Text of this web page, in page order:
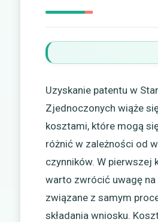
Uzyskanie patentu w
Zjednoczonych wiąże
kosztami, które mogą
różnić w zależności od
czynników. W pierwszej
warto zwrócić uwagę na
związane z samym
składania wniosku.